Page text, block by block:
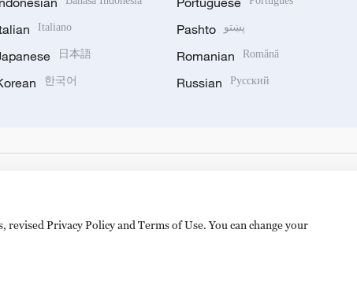
Italiano
日本語
한국어
Pashto پښتو
Romanian Română
Russian Русский
Privacy Policy and Terms of Use. You can change your